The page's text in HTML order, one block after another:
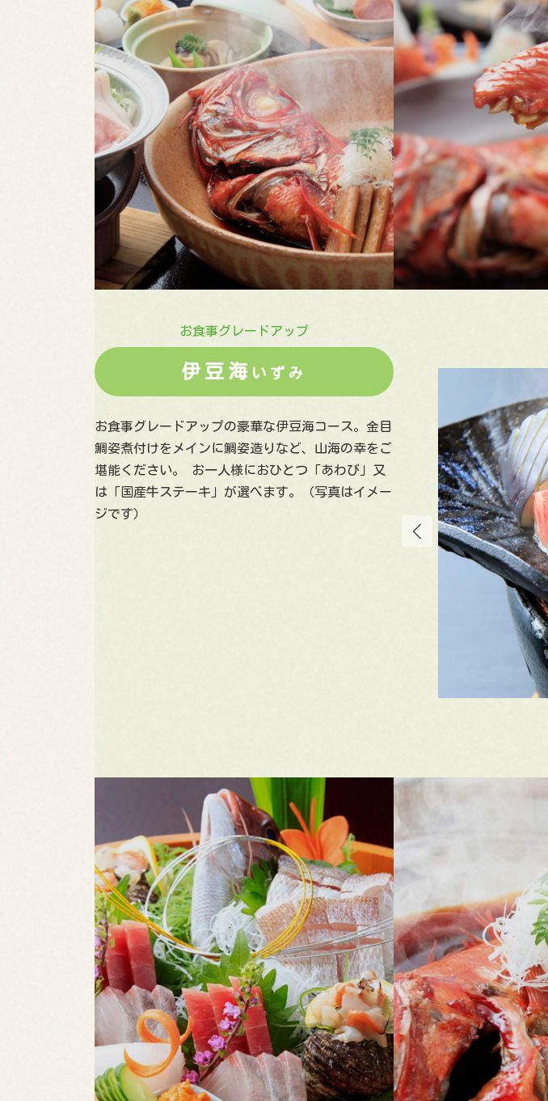
お食事グレードアップ
伊豆海 いずみ
お食事グレードアップの豪華な伊豆海コース。金目
鯛姿煮付けをメインに鯛姿造りなど、山海の幸をご
堪能ください。 お一人様におひとつ「あわび」又
は「国産牛ステーキ」が選べます。（写真はイメー
ジです）